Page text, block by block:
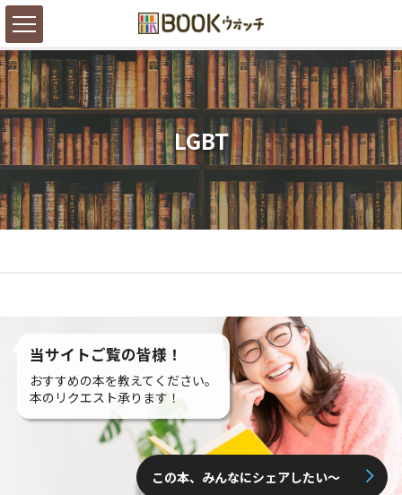
LGBT
当サイトご覧の皆様！
おすすめの本を教えてください。
本のリクエスト承ります！
この本、みんなにシェアしたい〜